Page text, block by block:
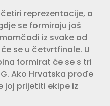
reprezentacije, a
se formiraju još
iz svake od
se u četvrtfinale. U
formirat će se s tri
Ako Hrvatska prođe
joj prijetiti ekipe iz